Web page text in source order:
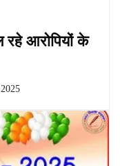
आरोपियों के